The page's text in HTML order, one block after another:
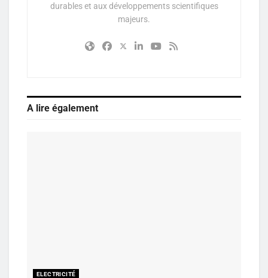
durables et aux développements scientifiques
majeurs.
A lire également
ELECTRICITÉ